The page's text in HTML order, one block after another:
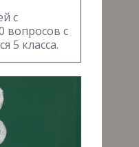
с
вопросов с
5 класса.